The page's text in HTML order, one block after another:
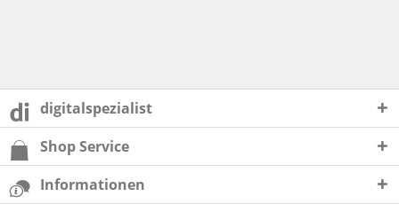
digitalspezialist
Shop Service
Informationen